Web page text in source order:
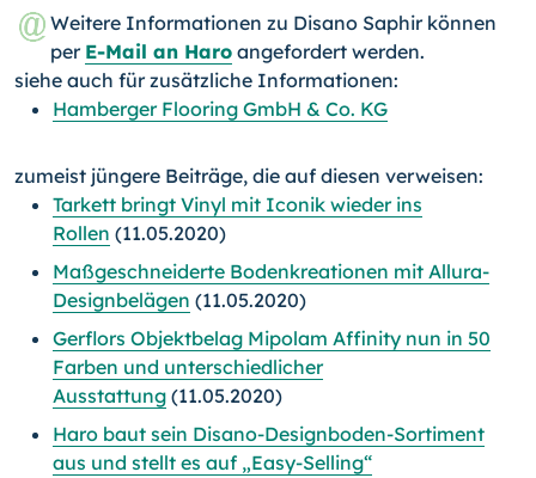
Weitere Informationen zu Disano Saphir können
per E-Mail an Haro angefordert werden.
siehe auch für zusätzliche Informationen:
Hamberger Flooring GmbH & Co. KG
zumeist jüngere Beiträge, die auf diesen verweisen:
Tarkett bringt Vinyl mit Iconik wieder ins
Rollen (11.05.2020)
Maßgeschneiderte Bodenkreationen mit Allura-
Designbelägen (11.05.2020)
Gerflors Objektbelag Mipolam Affinity nun in 50
Farben und unterschiedlicher
Ausstattung (11.05.2020)
Haro baut sein Disano-Designboden-Sortiment
aus und stellt es auf „Easy-Selling“